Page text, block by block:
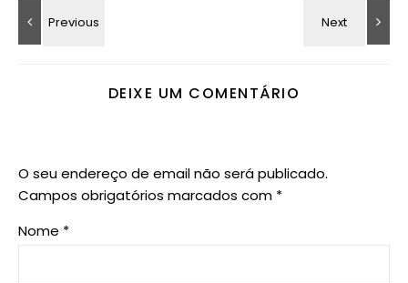
DEIXE UM COMENTÁRIO
O seu endereço de email não será publicado.
Campos obrigatórios marcados com *
Nome *